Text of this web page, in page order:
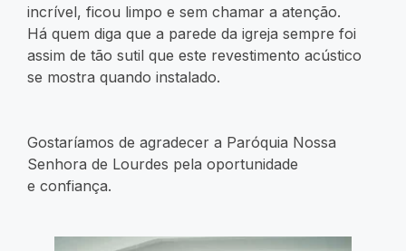
incrível, ficou limpo e sem chamar a atenção.
Há quem diga que a parede da igreja sempre foi
assim de tão sutil que este revestimento acústico
se mostra quando instalado.
Gostaríamos de agradecer a Paróquia Nossa
Senhora de Lourdes pela oportunidade
e confiança.